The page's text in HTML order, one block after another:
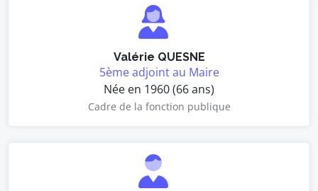
Valérie QUESNE
5ème adjoint au Maire
Née en 1960 (66 ans)
Cadre de la fonction publique